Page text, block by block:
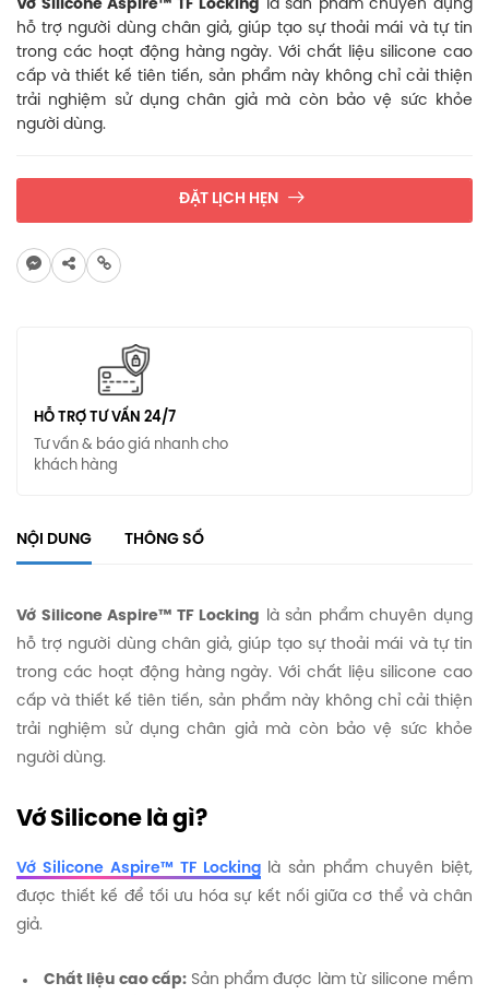
Vớ Silicone Aspire™ TF Locking là sản phẩm chuyên dụng
hỗ trợ người dùng chân giả, giúp tạo sự thoải mái và tự tin
trong các hoạt động hàng ngày. Với chất liệu silicone cao
cấp và thiết kế tiên tiến, sản phẩm này không chỉ cải thiện
trải nghiệm sử dụng chân giả mà còn bảo vệ sức khỏe
người dùng.
ĐẶT LỊCH HẸN
HỖ TRỢ TƯ VẤN 24/7
Tư vấn & báo giá nhanh cho
khách hàng
NỘI DUNG THÔNG SỐ
Vớ Silicone Aspire™ TF Locking là sản phẩm chuyên dụng
hỗ trợ người dùng chân giả, giúp tạo sự thoải mái và tự tin
trong các hoạt động hàng ngày. Với chất liệu silicone cao
cấp và thiết kế tiên tiến, sản phẩm này không chỉ cải thiện
trải nghiệm sử dụng chân giả mà còn bảo vệ sức khỏe
người dùng.
Vớ Silicone là gì?
Vớ Silicone Aspire™ TF Lockinglà sản phẩm chuyên biệt,
được thiết kế để tối ưu hóa sự kết nối giữa cơ thể và chân
giả.
Chất liệu cao cấp: Sản phẩm được làm từ silicone mềm